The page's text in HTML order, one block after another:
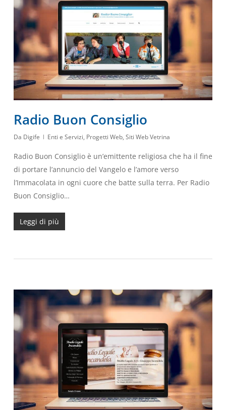
Radio Buon Consiglio
Da Digife Enti e Servizi, Progetti Web, Siti Web Vetrina
Radio Buon Consiglio è un’emittente religiosa che ha il fine
di portare l’annuncio del Vangelo e l’amore verso
l’Immacolata in ogni cuore che batte sulla terra. Per Radio
Buon Consiglio…
Leggi di più